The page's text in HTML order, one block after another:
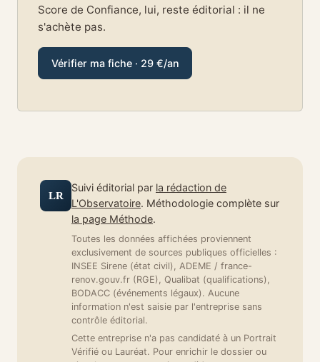
Score de Confiance, lui, reste éditorial : il ne
s'achète pas.
Vérifier ma fiche · 29 €/an
LR
Suivi éditorial par la rédaction de
L'Observatoire. Méthodologie complète sur
la page Méthode.
Toutes les données affichées proviennent
exclusivement de sources publiques officielles :
INSEE Sirene (état civil), ADEME / france-
renov.gouv.fr (RGE), Qualibat (qualifications),
BODACC (événements légaux). Aucune
information n'est saisie par l'entreprise sans
contrôle éditorial.
Cette entreprise n'a pas candidaté à un Portrait
Vérifié ou Lauréat. Pour enrichir le dossier ou